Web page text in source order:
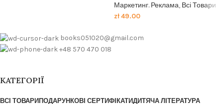
Маркетинг. Реклама, Всі Товари
zł49.00
books051020@gmail.com
+48 570 470 018
КАТЕГОРІЇ
ВСІ ТОВАРИ ПОДАРУНКОВІ СЕРТИФІКАТИДИТЯЧА ЛІТЕРАТУРА